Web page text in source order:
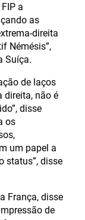
a
as
direita
Némésis”,
Suíça.
de laços
direita, não é
disse
os
um papel a
status”, disse
França, disse
de